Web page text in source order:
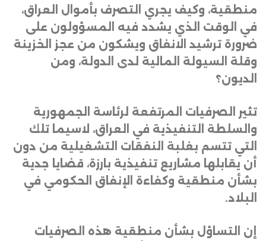
منطقية، وكيف يجري التصرف بأموال العراق،
في الوقت الذي يشدد فيه المسؤولون على
ضرورة ترشيد الانفاق ويشكون من عجز الخزينة
وقلة السيولة المالية لدى الدولة، ومن
الديون؟
تثير الصرفيات المرتفعة لرئاسة الجمهورية
والسلطة التنفيذية في العراق، لاسيما تلك
التي تتسم بغلبة النفقات التشغيلية من دون
أن يقابلها مشاريع تنفيذية بارزة، قضايا جدية
بشأن منطقية وكفاءة الإنفاق الحكومي في
البلاد.
إن التساؤل بشأن منطقية هذه الصرفيات